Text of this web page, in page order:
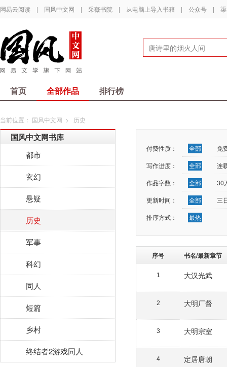
网易云阅读 | 国风中文网 | 采薇书院 | 从电脑上导入书籍 | 公众号 |
首页 全部作品 排行榜
当前位置： 国风中文网 > 历史
国风中文网书库
都市
玄幻
悬疑
历史
军事
科幻
同人
短篇
乡村
终结者2游戏同人
付费性质： 全部
免
写作进度：
全部
连
作品字数：
全部
30
更新时间：
全部
三
排序方式：
最热
序号 书名/最新章节
1 大汉光武
2 大明厂督
3 大明宗室
4 定居唐朝